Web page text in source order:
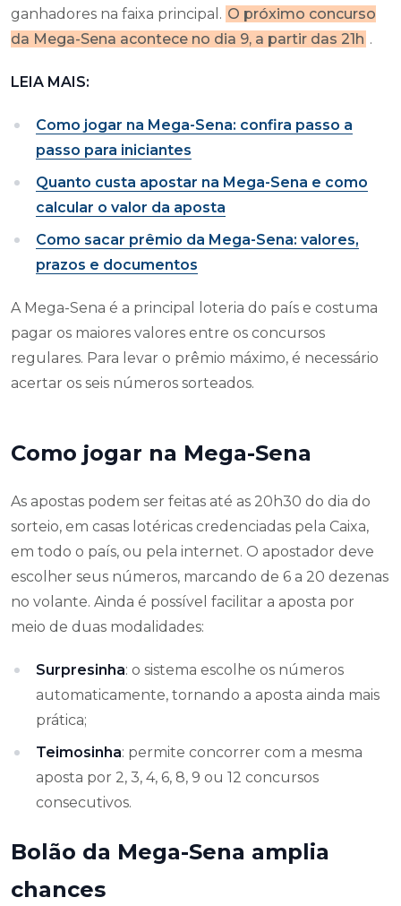
ganhadores na faixa principal. O próximo concurso
da Mega-Sena acontece no dia 9, a partir das 21h .
LEIA MAIS:
Como jogar na Mega-Sena: confira passo a
passo para iniciantes
Quanto custa apostar na Mega-Sena e como
calcular o valor da aposta
Como sacar prêmio da Mega-Sena: valores,
prazos e documentos
A Mega-Sena é a principal loteria do país e costuma
pagar os maiores valores entre os concursos
regulares. Para levar o prêmio máximo, é necessário
acertar os seis números sorteados.
Como jogar na Mega-Sena
As apostas podem ser feitas até as 20h30 do dia do
sorteio, em casas lotéricas credenciadas pela Caixa,
em todo o país, ou pela internet. O apostador deve
escolher seus números, marcando de 6 a 20 dezenas
no volante. Ainda é possível facilitar a aposta por
meio de duas modalidades:
Surpresinha: o sistema escolhe os números
automaticamente, tornando a aposta ainda mais
prática;
Teimosinha: permite concorrer com a mesma
aposta por 2, 3, 4, 6, 8, 9 ou 12 concursos
consecutivos.
Bolão da Mega-Sena amplia
chances